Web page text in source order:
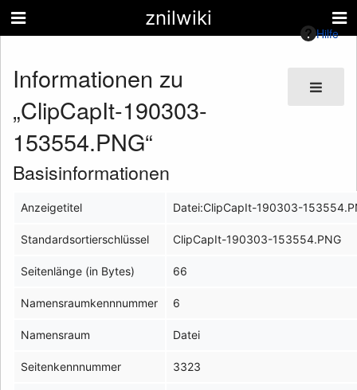
znilwiki
Hilfe
Informationen zu
„ClipCapIt-190303-
153554.PNG“
Basisinformationen
Anzeigetitel Datei:ClipCapIt-190303-
Standardsortierschlüssel ClipCapIt-190303-153554.PNG
Seitenlänge (in Bytes) 66
Namensraumkennnummer 6
Namensraum Datei
Seitenkennnummer 3323